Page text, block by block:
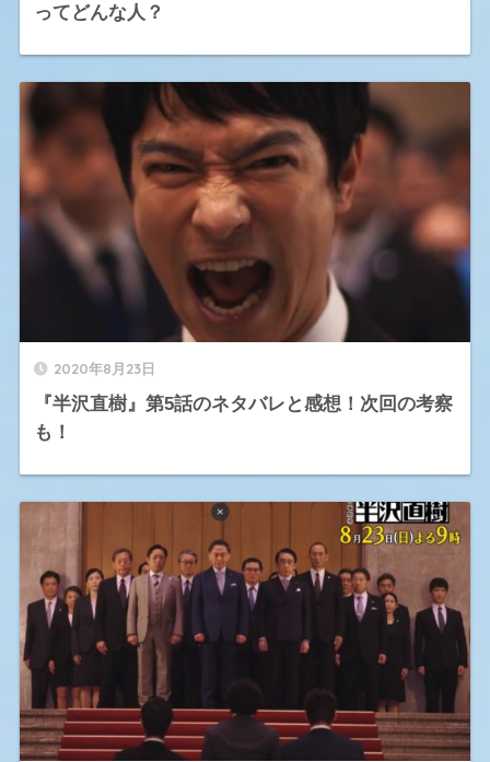
ってどんな人？
2020年8月23日
『半沢直樹』第5話のネタバレと感想！次回の考察
も！